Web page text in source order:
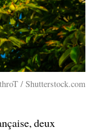
/ Shutterstock.com
deux